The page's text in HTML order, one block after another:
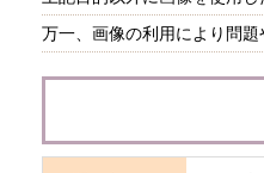
万一、画像の利用により問